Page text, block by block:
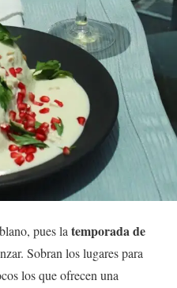
pues la temporada de
Sobran los lugares para
los que ofrecen una